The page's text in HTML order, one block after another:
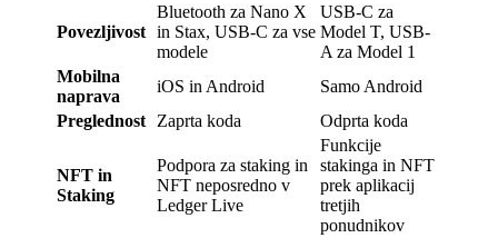
Povezljivost
Bluetooth za Nano X
in Stax, USB-C za vse
modele
USB-C za
Model T, USB-
A za Model 1
Mobilna
naprava
iOS in Android
Samo Android
Preglednost
Zaprta koda Odprta koda
NFT in
Staking
Podpora za staking in
NFT neposredno v
Ledger Live
Funkcije
stakinga in NFT
prek aplikacij
tretjih
ponudnikov